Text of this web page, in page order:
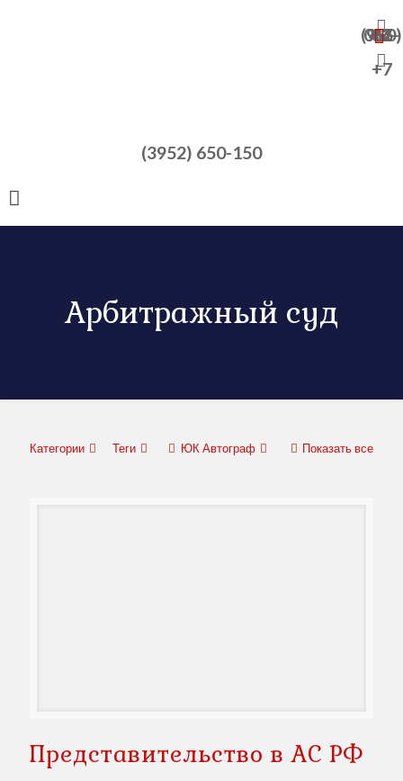
+7 (950) 065-47-82
+7
(3952) 650-150
Арбитражный суд
Категории Теги ЮК Автограф Показать все
Представительство в АС РФ